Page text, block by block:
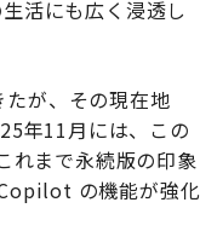
活にも広く浸透し
が、その現在地
年11月には、この
まで永続版の印象
の機能が強化